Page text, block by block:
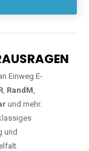
Einweg E-
, RandM,
und mehr.
und